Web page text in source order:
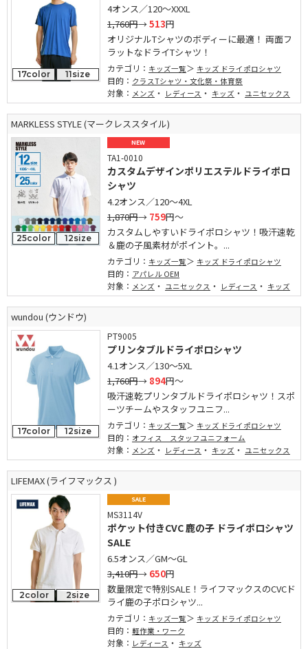
17color 11size
4オンス／120～XXXL
1,760円→513円
オリジナルTシャツのボディーに最適！ 両面フ
ラットなドライTシャツ！
カテゴリ： キッズ一覧 キッズ ドライポロシャツ
目的： クラスTシャツ・文化祭・体育祭
対象： メンズ ・ レディース ・ キッズ ・ ユニセックス
MARKLESS STYLE (マークレススタイル)
25color 12size
NEW
TA1-0010
カスタムデザインポリエステルドライポロ
シャツ
4.2オンス／120～4XL
1,870円→ 759円～
カスタムしやすいドライポロシャツ！吸汗速乾
＆鹿の子風素材がポイント。...
カテゴリ： キッズ一覧 キッズ ドライポロシャツ
目的： アパレル OEM
対象： メンズ ・ ユニセックス ・ レディース ・ キッズ
wundou (ウンドウ)
17color 12size
PT9005
プリンタブルドライポロシャツ
4.1オンス／130～5XL
1,760円→ 894円～
吸汗速乾プリンタブルドライポロシャツ！スポ
ーツチームやスタッフユニフ...
カテゴリ： キッズ一覧 キッズ ドライポロシャツ
目的： オフィス スタッフユニフォーム
対象： メンズ ・ レディース ・ キッズ ・ ユニセックス
LIFEMAX (ライフマックス )
2color 2size
SALE
MS3114V
ポケット付きCVC 鹿の子 ドライポロシャツ
SALE
6.5オンス／GM～GL
3,410円→ 650円
数量限定で特別SALE！ライフマックスのCVCド
ライ鹿の子ポロシャツ...
カテゴリ： キッズ一覧 キッズ ドライポロシャツ
目的： 軽作業・ワーク
対象： レディース ・ キッズ